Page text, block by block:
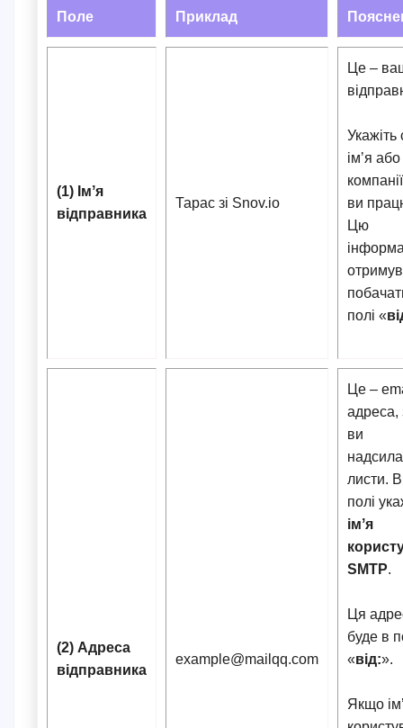
Поле Приклад
(1) Імʼя
відправника
Тарас зі Snov.io
Це –
Укажіть
імʼя
ви
Цю
полі «
(2) Адреса
відправника
example@mailqq.com
Це –
адреса,
ви
листи.
полі
імʼя
SMTP.
Ця
буде в
«від:».
Якщо